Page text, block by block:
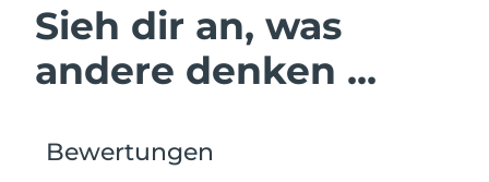
Sieh dir an, was
andere denken ...